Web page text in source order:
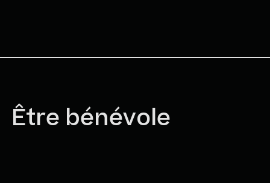
Être bénévole